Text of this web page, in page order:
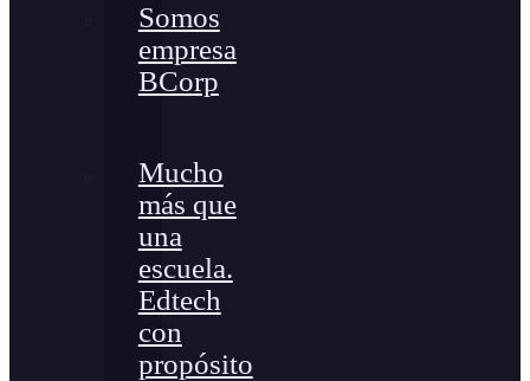
Somos
empresa
BCorp
Mucho
más que
una
escuela.
Edtech
con
propósito